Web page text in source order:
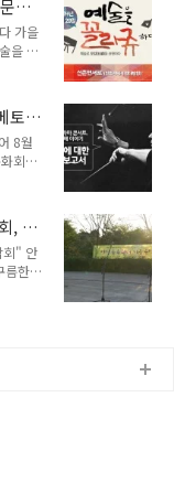
수
) 오전
배우
트였
지
학
다!!!
가을
을 꼴
스
께
시 :
상 :
구 내
도서
토
8월
회관
, 베
티네
말로,
르의
콘서
으
회" 안
름한
는
의 낭
데요,